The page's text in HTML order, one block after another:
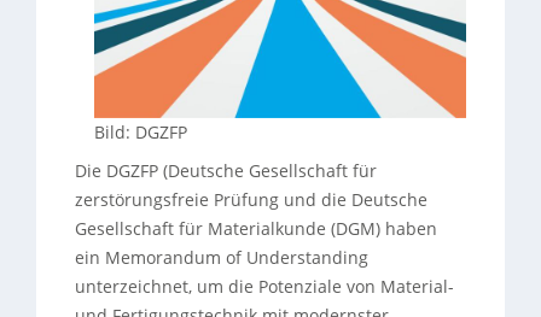
Bild: DGZFP
Die DGZFP (Deutsche Gesellschaft für
zerstörungsfreie Prüfung und die Deutsche
Gesellschaft für Materialkunde (DGM) haben
ein Memorandum of Understanding
unterzeichnet, um die Potenziale von Material-